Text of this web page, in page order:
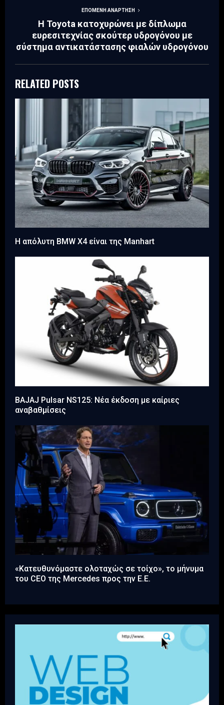
ΕΠΌΜΕΝΗ ΑΝΆΡΤΗΣΗ
Η Toyota κατοχυρώνει με δίπλωμα
ευρεσιτεχνίας σκούτερ υδρογόνου με
σύστημα αντικατάστασης φιαλών υδρογόνου
RELATED POSTS
Η απόλυτη BMW X4 είναι της Manhart
BAJAJ Pulsar NS125: Νέα έκδοση με καίριες
αναβαθμίσεις
«Κατευθυνόμαστε ολοταχώς σε τοίχο», το μήνυμα
του CEO της Mercedes προς την Ε.Ε.